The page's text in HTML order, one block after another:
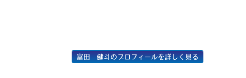
富田 健斗のプロフィールを詳しく見る